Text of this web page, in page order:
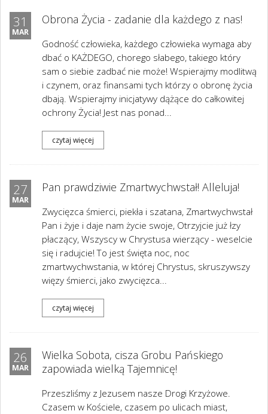
31
MAR
Obrona Życia - zadanie dla każdego z nas!
Godność człowieka, każdego człowieka wymaga aby
dbać o KAŻDEGO, chorego słabego, takiego który
sam o siebie zadbać nie może! Wspierajmy modlitwą
i czynem, oraz finansami tych którzy o obronę życia
dbają. Wspierajmy inicjatywy dążące do całkowitej
ochrony Życia! Jest nas ponad...
czytaj więcej
27
MAR
Pan prawdziwie Zmartwychwstał! Alleluja!
Zwycięzca śmierci, piekła i szatana, Zmartwychwstał
Pan i żyje i daje nam życie swoje, Otrzyjcie już łzy
płaczący, Wszyscy w Chrystusa wierzący - weselcie
się i radujcie! To jest święta noc, noc
zmartwychwstania, w której Chrystus, skruszywszy
więzy śmierci, jako zwycięzca...
czytaj więcej
26
MAR
Wielka Sobota, cisza Grobu Pańskiego
zapowiada wielką Tajemnicę!
Przeszliśmy z Jezusem nasze Drogi Krzyżowe.
Czasem w Kościele, czasem po ulicach miast,